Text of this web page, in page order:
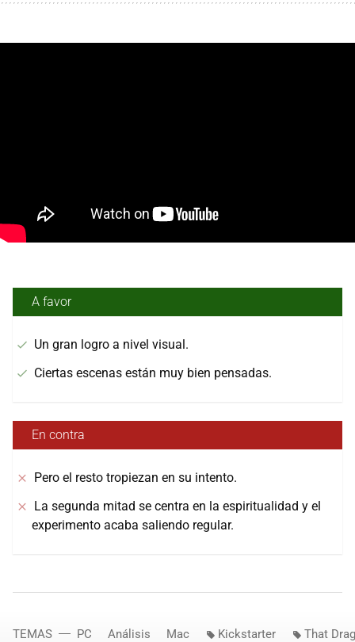
A favor
Un gran logro a nivel visual.
Ciertas escenas están muy bien pensadas.
En contra
Pero el resto tropiezan en su intento.
La segunda mitad se centra en la espiritualidad y el
experimento acaba saliendo regular.
TEMAS PC Análisis Mac Kickstarter That